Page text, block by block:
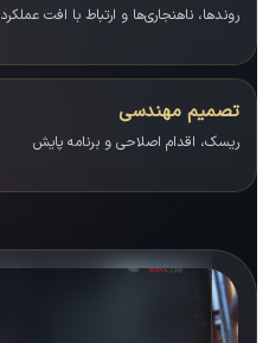
روندها، ناهنجاری‌ها و ارتباط با افت عملکرد
تصمیم مهندسی
ریسک، اقدام اصلاحی و برنامه پایش